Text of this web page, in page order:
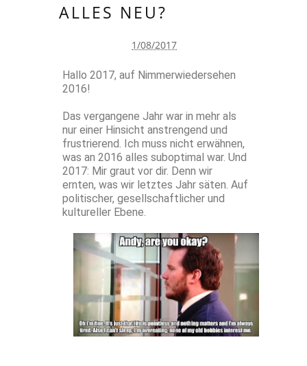
ALLES NEU?
1/08/2017
Hallo 2017, auf Nimmerwiedersehen
2016!
Das vergangene Jahr war in mehr als
nur einer Hinsicht anstrengend und
frustrierend. Ich muss nicht erwähnen,
was an 2016 alles suboptimal war. Und
2017: Mir graut vor dir. Denn wir
ernten, was wir letztes Jahr säten. Auf
politischer, gesellschaftlicher und
kultureller Ebene.